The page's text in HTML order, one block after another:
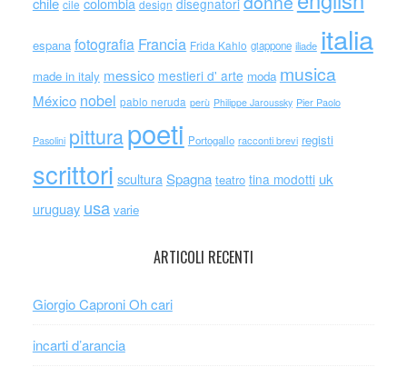
cile design
espana fotografia Francia Frida Kahlo giappone iliade italia
made in italy messico mestieri d' arte moda musica
México nobel pablo neruda perù Philippe Jaroussky Pier Paolo
Pasolini pitturapoeti Portogallo racconti brevi registi
scrittori scultura Spagna teatro tina modotti uk
uruguay usa varie
ARTICOLI RECENTI
Giorgio Caproni Oh cari
incarti d’arancia